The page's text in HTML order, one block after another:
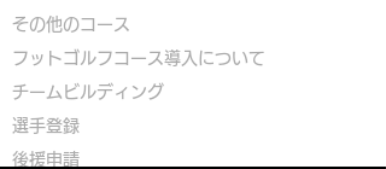
​その他のコース
​ フットゴルフコース導入について
​チームビルディング
選手登録​
​後援申請